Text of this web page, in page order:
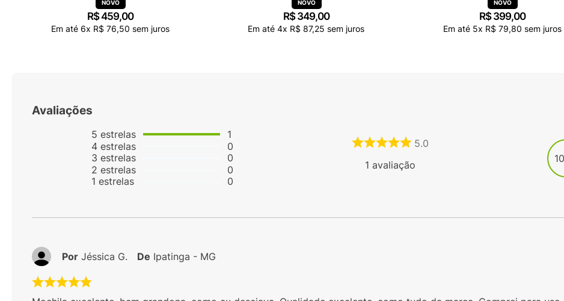
R$459,00
Em até 6x R$ 76,50 sem juros
R$ 349,00
Em até 4x R$ 87,25 sem juros
R$ 399,00
Em até 5x R$ 79,80 sem juros
Avaliações
5 estrelas
4estrelas
3 estrelas
2 estrelas
1 estrelas
1
0
0
0
0
5.0
1 avaliação
Por Jéssica G. De Ipatinga - MG